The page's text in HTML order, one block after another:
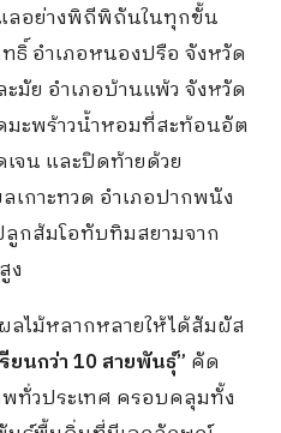
ลอย่างพิถีพิถันในทุกขั้น
อำเภอหนองปรือ จังหวัด
ย อำเภอบ้านแพ้ว จังหวัด
ะพร้าวน้ำหอมที่สะท้อนอัต
น และปิดท้ายด้วย
กาะทวด อำเภอปากพนัง
กส้มโอทับทิมสยามจาก
ง
ไม้หลากหลายให้ได้สัมผัส
ยนกว่า10 สายพันธุ์” คัด
วประเทศ ครอบคลุมทั้ง